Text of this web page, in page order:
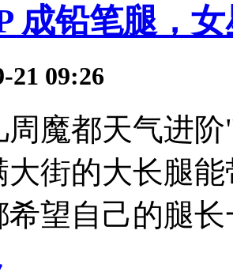
成铅笔腿，
21 09:26
周魔都天气进
大街的大长腿
希望自己的腿长